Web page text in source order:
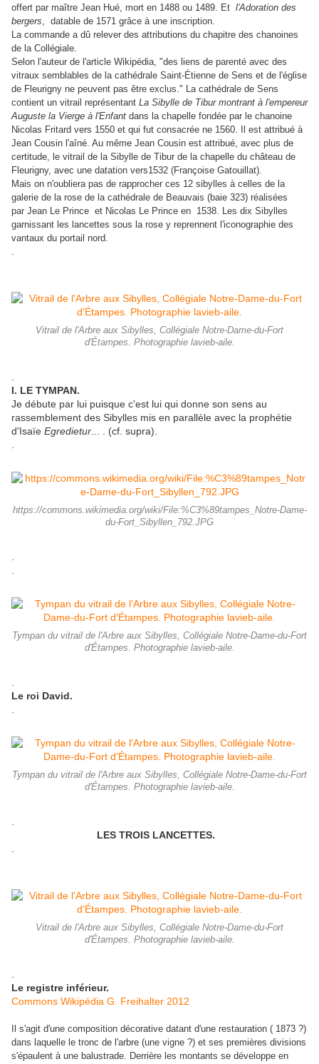
offert par maître Jean Hué, mort en 1488 ou 1489. Et l'Adoration des
bergers, datable de 1571 grâce à une inscription.
La commande a dû relever des attributions du chapitre des chanoines
de la Collégiale.
Selon l'auteur de l'article Wikipédia, "des liens de parenté avec des
vitraux semblables de la cathédrale Saint-Étienne de Sens et de l'église
de Fleurigny ne peuvent pas être exclus." La cathédrale de Sens
contient un vitrail représentant La Sibylle de Tibur montrant à l'empereur
Auguste la Vierge à l'Enfant dans la chapelle fondée par le chanoine
Nicolas Fritard vers 1550 et qui fut consacrée ne 1560. Il est attribué à
Jean Cousin l'aîné. Au même Jean Cousin est attribué, avec plus de
certitude, le vitrail de la Sibylle de Tibur de la chapelle du château de
Fleurigny, avec une datation vers1532 (Françoise Gatouillat).
Mais on n'oubliera pas de rapprocher ces 12 sibylles à celles de la
galerie de la rose de la cathédrale de Beauvais (baie 323) réalisées
par Jean Le Prince et Nicolas Le Prince en 1538. Les dix Sibylles
garnissant les lancettes sous la rose y reprennent l'iconographie des
vantaux du portail nord.
Vitrail de l'Arbre aux Sibylles, Collégiale Notre-Dame-du-Fort
d'Étampes. Photographie lavieb-aile.
I. LE TYMPAN.
Je débute par lui puisque c'est lui qui donne son sens au
rassemblement des Sibylles mis en parallèle avec la prophétie
d'Isaïe Egredietur ... . (cf. supra).
https://commons.wikimedia.org/wiki/File:%C3%89tampes_Notre-Dame-
du-Fort_Sibyllen_792.JPG
.
Tympan du vitrail de l'Arbre aux Sibylles, Collégiale Notre-Dame-du-Fort
d'Étampes. Photographie lavieb-aile.
Le roi David.
Tympan du vitrail de l'Arbre aux Sibylles, Collégiale Notre-Dame-du-Fort
d'Étampes. Photographie lavieb-aile.
LES TROIS LANCETTES.
Vitrail de l'Arbre aux Sibylles, Collégiale Notre-Dame-du-Fort
d'Étampes. Photographie lavieb-aile.
Le registre inférieur.
Commons Wikipédia G. Freihalter 2012
Il s'agit d'une composition décorative datant d'une restauration ( 1873 ?)
dans laquelle le tronc de l'arbre (une vigne ?) et ses premières divisions
s'épaulent à une balustrade. Derrière les montants se développe en